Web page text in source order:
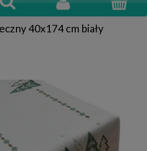
40x174 cm biały